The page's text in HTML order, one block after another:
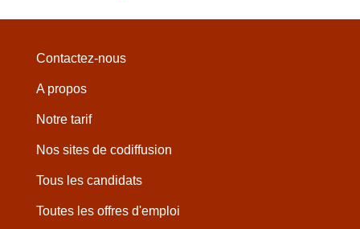
Contactez-nous
A propos
Notre tarif
Nos sites de codiffusion
Tous les candidats
Toutes les offres d'emploi